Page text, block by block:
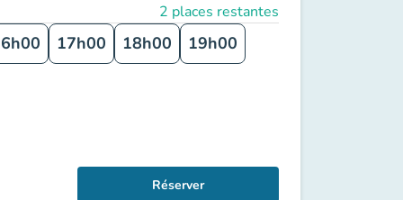
2 places restantes
17h00 18h00
19h00
Réserver